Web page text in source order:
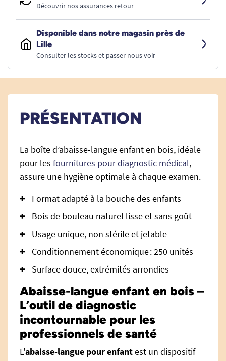
Découvrir nos assurances retour
Disponible dans notre magasin près de
Lille
Consulter les stocks et passer nous voir
PRÉSENTATION
La boîte d’abaisse-langue enfant en bois, idéale
pour les fournitures pour diagnostic médical,
assure une hygiène optimale à chaque examen.
Format adapté à la bouche des enfants
Bois de bouleau naturel lisse et sans goût
Usage unique, non stérile et jetable
Conditionnement économique : 250 unités
Surface douce, extrémités arrondies
Abaisse-langue enfant en bois –
L’outil de diagnostic
incontournable pour les
professionnels de santé
L'abaisse-langue pour enfantest un dispositif